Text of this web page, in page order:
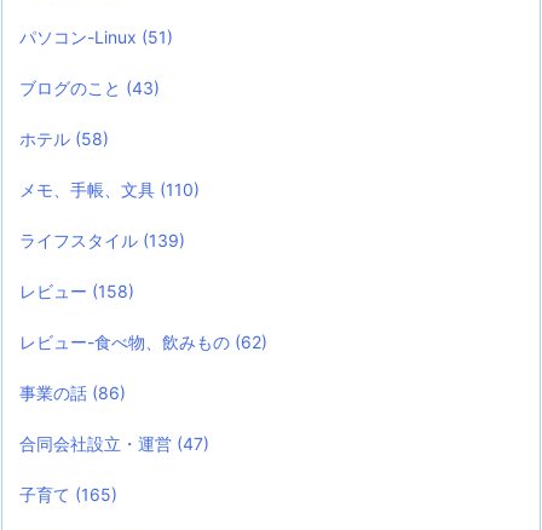
パソコン-Linux (51)
ブログのこと (43)
ホテル (58)
メモ、手帳、文具 (110)
ライフスタイル (139)
レビュー (158)
レビュー-食べ物、飲みもの (62)
事業の話 (86)
合同会社設立・運営 (47)
子育て (165)